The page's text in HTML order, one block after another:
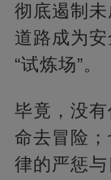
彻底遏制
道路成为
“试炼场”。
毕竟，没
命去冒险
律的严惩与